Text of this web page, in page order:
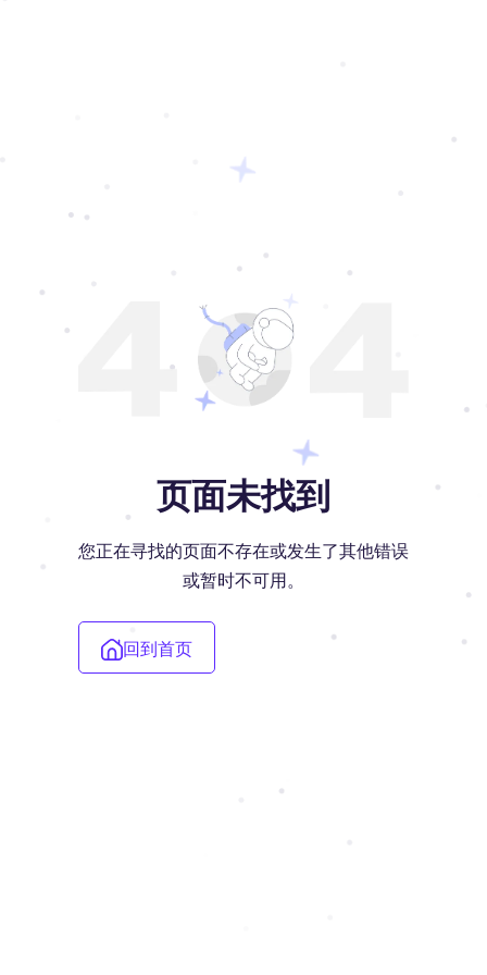
页面未找到
您正在寻找的页面不存在或发生了其他错误
或暂时不可用。
回到首页